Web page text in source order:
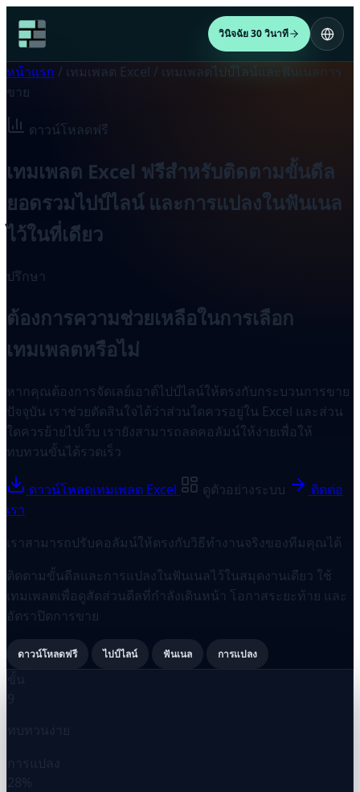
วินิจฉัย 30 วินาที
หน้าแรก / เทมเพลต Excel / เทมเพลตไปป์ไลน์และฟันเนลการ
ขาย
ดาวน์โหลดฟรี
เทมเพลต Excel ฟรีสำหรับติดตามขั้นดีล
ยอดรวมไปป์ไลน์ และการแปลงในฟันเนล
ไว้ในที่เดียว
ปรึกษา
ต้องการความช่วยเหลือในการเลือก
เทมเพลตหรือไม่
หากคุณต้องการจัดเลย์เอาต์ไปป์ไลน์ให้ตรงกับกระบวนการขาย
ปัจจุบัน เราช่วยตัดสินใจได้ว่าส่วนใดควรอยู่ใน Excel และส่วน
ใดควรย้ายไปเว็บ เรายังสามารถลดคอลัมน์ให้ง่ายเพื่อให้
ทบทวนขั้นได้รวดเร็ว
ดาวน์โหลดเทมเพลต Excel ดูตัวอย่างระบบ
ติดต่อ
เรา
เราสามารถปรับคอลัมน์ให้ตรงกับวิธีทำงานจริงของทีมคุณได้
ติดตามขั้นดีลและการแปลงในฟันเนลไว้ในสมุดงานเดียว ใช้
เทมเพลตเพื่อดูสัดส่วนดีลที่กำลังเดินหน้า โอกาสระยะท้าย และ
อัตราปิดการขาย
ดาวน์โหลดฟรี ไปป์ไลน์ ฟันเนล การแปลง
ขั้น
9
การแปลง
28%